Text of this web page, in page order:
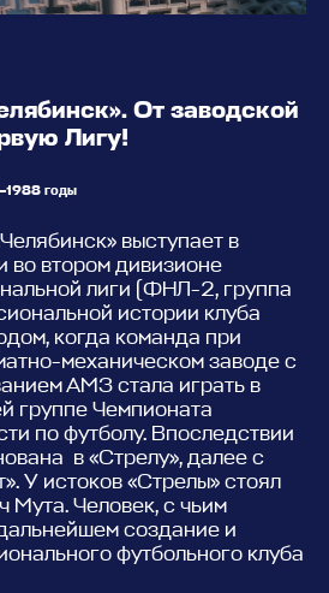
От заводской
Лигу!
годы
выступает в
во втором дивизионе
лиги (ФНЛ-2, группа
истории клуба
когда команда при
механическом заводе с
АМЗ стала играть в
группе Чемпионата
по футболу. Впоследствии
в «Стрелу», далее с
У истоков «Стрелы» стоял
Мута. Человек, с чьим
создание и
футбольного клуба